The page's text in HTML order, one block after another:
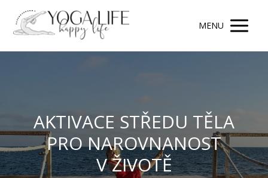
MENU
AKTIVACE STŘEDU TĚLA
PRO NAROVNANOST
V ŽIVOTĚ